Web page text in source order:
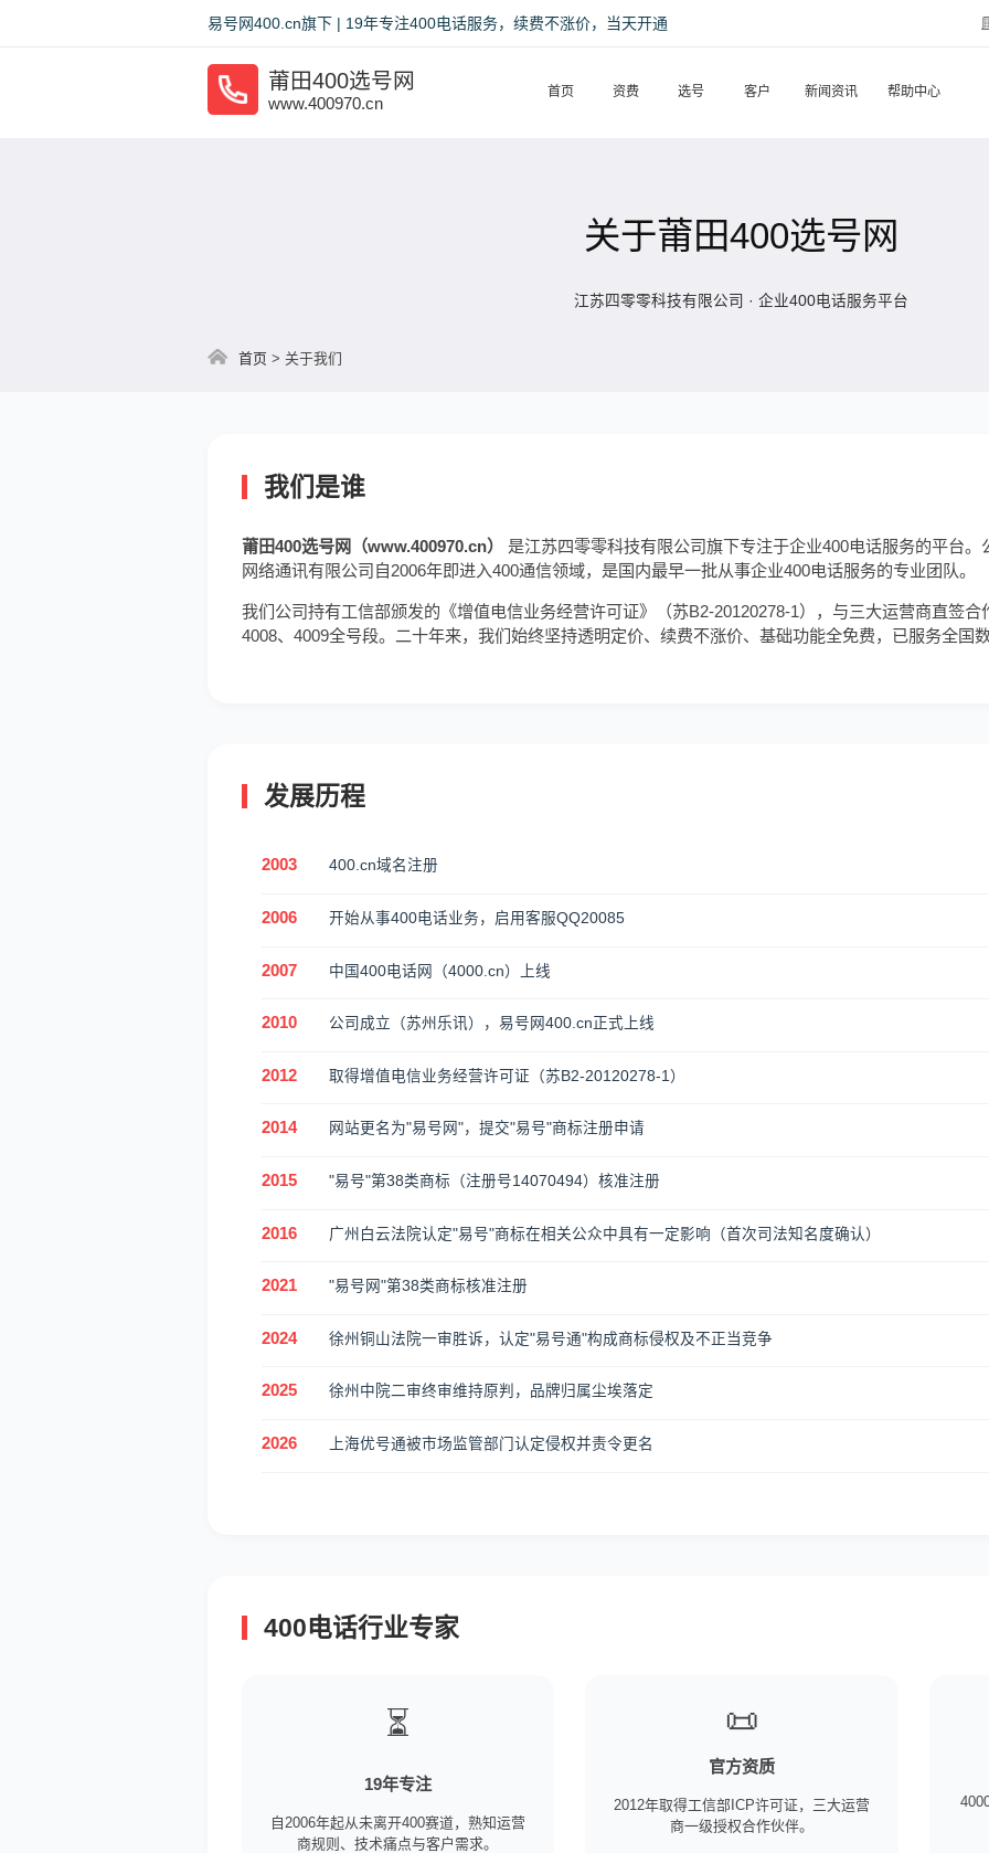
易号网400.cn旗下 | 19年专注400电话服务，续费不涨价，当天开通
莆田400选号网
www.400970.cn
首页 资费 选号 客户 新闻资讯 帮助中心
关于莆田400选号网
江苏四零零科技有限公司 · 企业400电话服务平台
首页 > 关于我们
我们是谁
莆田400选号网（www.400970.cn）
是江苏四零零科技有限公司旗下专注于企业400电话服务的平台
网络通讯有限公司自2006年即进入400通信领域，是国内最早一批从事企业400电话服务的专业团队。
我们公司持有工信部颁发的《增值电信业务经营许可证》（苏B2-20120278-1），与三大运营商直签合
4008、4009全号段。二十年来，我们始终坚持透明定价、续费不涨价、基础功能全免费，已服务全国
发展历程
2003 400.cn域名注册
2006 开始从事400电话业务，启用客服QQ20085
2007 中国400电话网（4000.cn）上线
2010 公司成立（苏州乐讯），易号网400.cn正式上线
2012 取得增值电信业务经营许可证（苏B2-20120278-1）
2014 网站更名为"易号网"，提交"易号"商标注册申请
2015 "易号"第38类商标（注册号14070494）核准注册
2016 广州白云法院认定"易号"商标在相关公众中具有一定影响（首次司法知名度确认）
2021 "易号网"第38类商标核准注册
2024 徐州铜山法院一审胜诉，认定"易号通"构成商标侵权及不正当竞争
2025 徐州中院二审终审维持原判，品牌归属尘埃落定
2026 上海优号通被市场监管部门认定侵权并责令更名
400电话行业专家
⏳
19年专注
自2006年起从未离开400赛道，熟知运营
商规则、技术痛点与客户需求。
📜
官方资质
2012年取得工信部ICP许可证，三大运营
商一级授权合作伙伴。